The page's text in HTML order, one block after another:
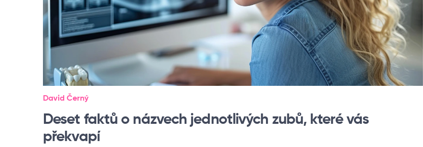
David Černý
Deset faktů o názvech jednotlivých zubů, které vás
překvapí